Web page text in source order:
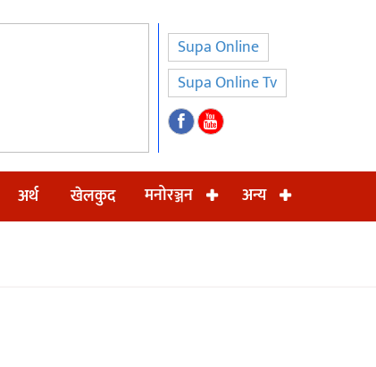
Supa Online
Supa Online Tv
अर्थ खेलकुद मनोरञ्जन अन्य